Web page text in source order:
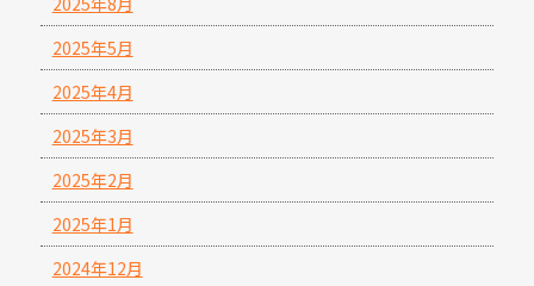
2025年5月
2025年4月
2025年3月
2025年2月
2025年1月
2024年12月